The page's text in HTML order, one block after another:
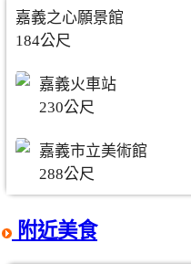
嘉義之心願景館
184公尺
嘉義火車站
230公尺
嘉義市立美術館
288公尺
附近美食